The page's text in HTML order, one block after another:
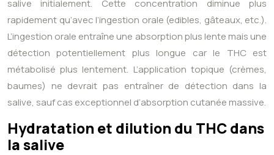
salive initialement. Cette concentration diminue plus
rapidement qu’avec l’ingestion orale (edibles, gâteaux, etc.).
L’ingestion orale entraîne une absorption plus lente mais une
détection potentiellement plus longue car le THC est
métabolisé plus lentement. L’application topique (crèmes,
baumes) ne devrait pas entraîner de détection dans la
salive, sauf cas exceptionnel d’absorption cutanée massive.
Hydratation et dilution du THC dans
la salive